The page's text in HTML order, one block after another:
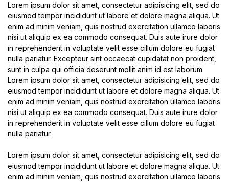
Lorem ipsum dolor sit amet, consectetur adipisicing elit, sed do
eiusmod tempor incididunt ut labore et dolore magna aliqua. Ut
enim ad minim veniam, quis nostrud exercitation ullamco laboris
nisi ut aliquip ex ea commodo consequat. Duis aute irure dolor
in reprehenderit in voluptate velit esse cillum dolore eu fugiat
nulla pariatur. Excepteur sint occaecat cupidatat non proident,
sunt in culpa qui officia deserunt mollit anim id est laborum.
Lorem ipsum dolor sit amet, consectetur adipisicing elit, sed do
eiusmod tempor incididunt ut labore et dolore magna aliqua. Ut
enim ad minim veniam, quis nostrud exercitation ullamco laboris
nisi ut aliquip ex ea commodo consequat. Duis aute irure dolor
in reprehenderit in voluptate velit esse cillum dolore eu fugiat
nulla pariatur.
Lorem ipsum dolor sit amet, consectetur adipisicing elit, sed do
eiusmod tempor incididunt ut labore et dolore magna aliqua. Ut
enim ad minim veniam, quis nostrud exercitation ullamco laboris